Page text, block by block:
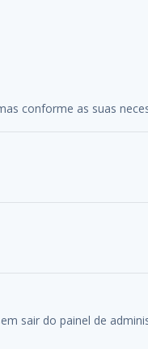
conforme as suas
sair do painel de